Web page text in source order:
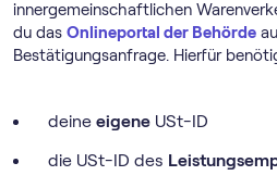
innergemeinschaftlichen
du das Onlineportal der Behörde
Bestätigungsanfrage. Hierfür
deine eigene USt-ID
die USt-ID des